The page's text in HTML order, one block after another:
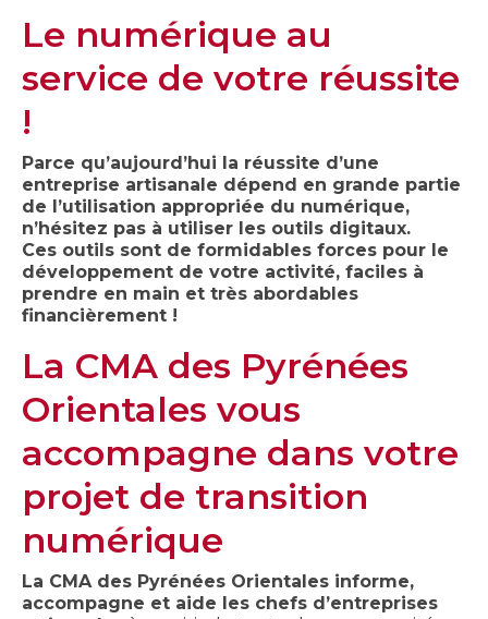
Le numérique au
service de votre réussite
!
Parce qu’aujourd’hui la réussite d’une
entreprise artisanale dépend en grande partie
de l’utilisation appropriée du numérique,
n’hésitez pas à utiliser les outils digitaux.
Ces outils sont de formidables forces pour le
développement de votre activité, faciles à
prendre en main et très abordables
financièrement !
La CMA des Pyrénées
Orientales vous
accompagne dans votre
projet de transition
numérique
La CMA des Pyrénées Orientales informe,
accompagne et aide les chefs d’entreprises